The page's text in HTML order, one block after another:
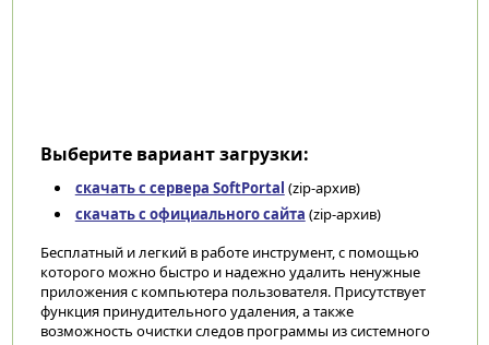
Выберите вариант загрузки:
скачать с сервера SoftPortal (zip-архив)
скачать с официального сайта (zip-архив)
Бесплатный и легкий в работе инструмент, с помощью
которого можно быстро и надежно удалить ненужные
приложения с компьютера пользователя. Присутствует
функция принудительного удаления, а также
возможность очистки следов программы из системного